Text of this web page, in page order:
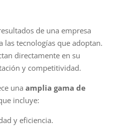
de una empresa
las tecnologías que adoptan.
directamente en su
y competitividad.
una amplia gama de
incluye:
y eficiencia.